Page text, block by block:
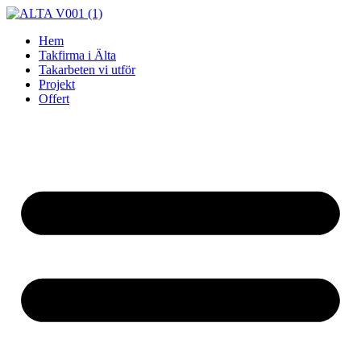
Skip
contentHem
Takfirma i Älta
Takarbeten vi utför
Projekt
Offert